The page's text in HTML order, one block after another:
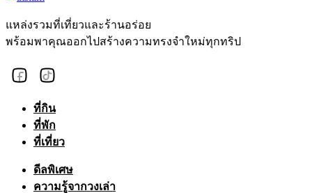
แหล่งรวมที่เที่ยวและร้านอร่อย
พร้อมพาคุณออกไปสร้างความทรงจำใหม่ทุกทริป
ที่กิน
ที่พัก
ที่เที่ยว
ดีลพิเศษ
ความรู้จากวงเล่า